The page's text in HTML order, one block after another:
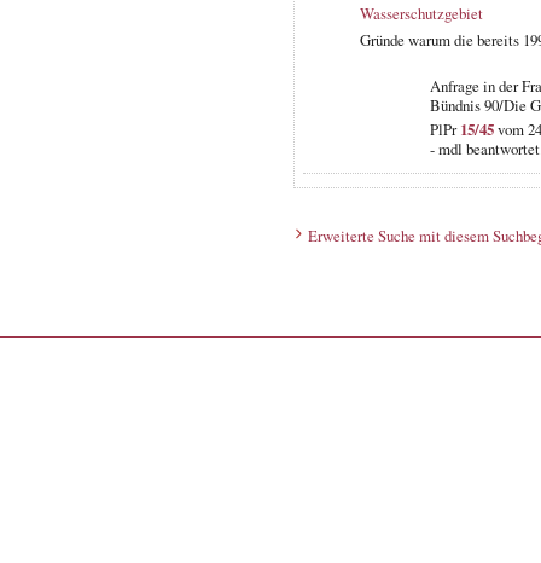
Wasserschutzgebiet
Gründe warum die bereits
Anfrage in der
Bündnis 90/Die
PlPr15/45vom
- mdl
Erweiterte Suche mit diesem